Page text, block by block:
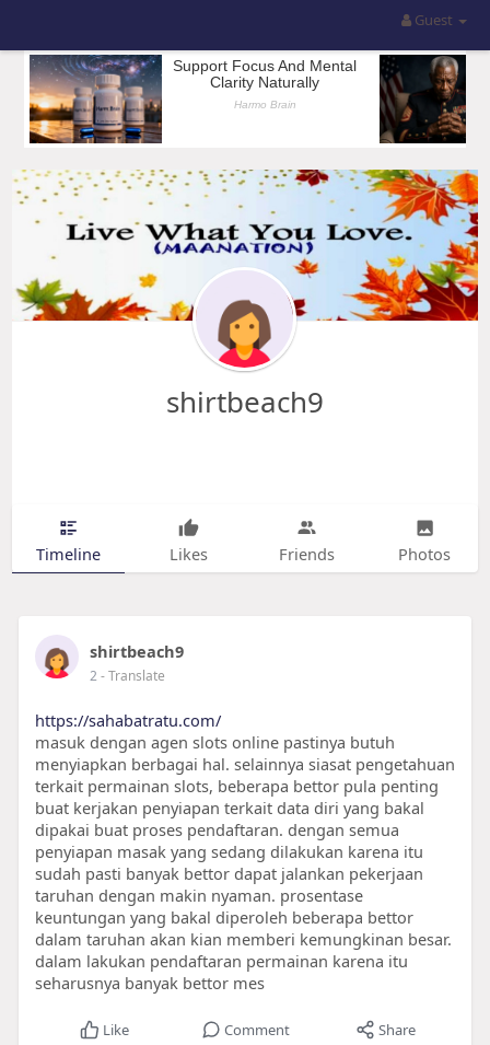
Guest
shirtbeach9
Timeline Likes Friends Photos
shirtbeach9
2- Translate
https://sahabatratu.com/
masuk dengan agen slots online pastinya butuh
menyiapkan berbagai hal. selainnya siasat pengetahuan
terkait permainan slots, beberapa bettor pula penting
buat kerjakan penyiapan terkait data diri yang bakal
dipakai buat proses pendaftaran. dengan semua
penyiapan masak yang sedang dilakukan karena itu
sudah pasti banyak bettor dapat jalankan pekerjaan
taruhan dengan makin nyaman. prosentase
keuntungan yang bakal diperoleh beberapa bettor
dalam taruhan akan kian memberi kemungkinan besar.
dalam lakukan pendaftaran permainan karena itu
seharusnya banyak bettor mes
Like Comment Share